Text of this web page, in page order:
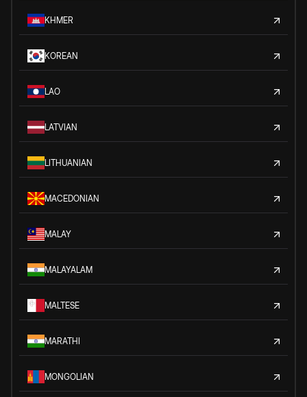
KHMER
KOREAN
LAO
LATVIAN
LITHUANIAN
MACEDONIAN
MALAY
MALAYALAM
MALTESE
MARATHI
MONGOLIAN